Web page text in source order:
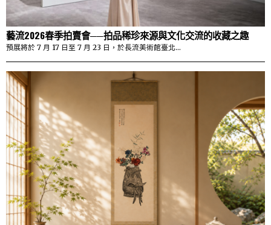
藝流2026春季拍賣會──拍品稀珍來源與文化交流的收藏之趣
預展將於 7 月 17 日至 7 月 23 日，於長流美術館臺北…